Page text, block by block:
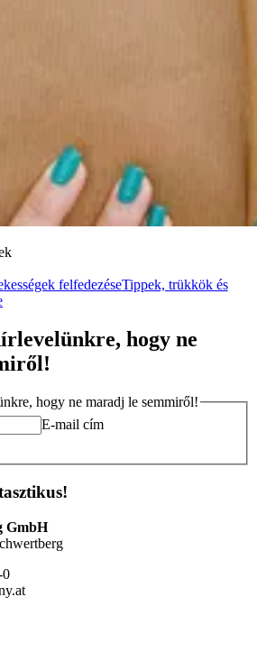
felfedezéseTippek, trükkök és
hogy ne
hogy ne maradj le semmiről!
E-mail cím
GmbH
0